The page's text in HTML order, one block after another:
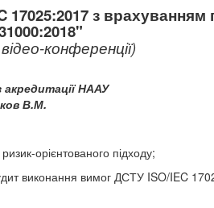
17025:2017 з
конференції)
акредитації НААУ
В.М.
орієнтованого підходу;
виконання вимог ДСТУ ISO/IEC